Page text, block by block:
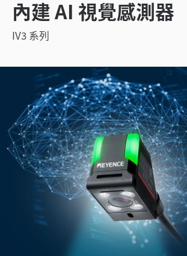
內建 AI 視覺感測器
IV3 系列